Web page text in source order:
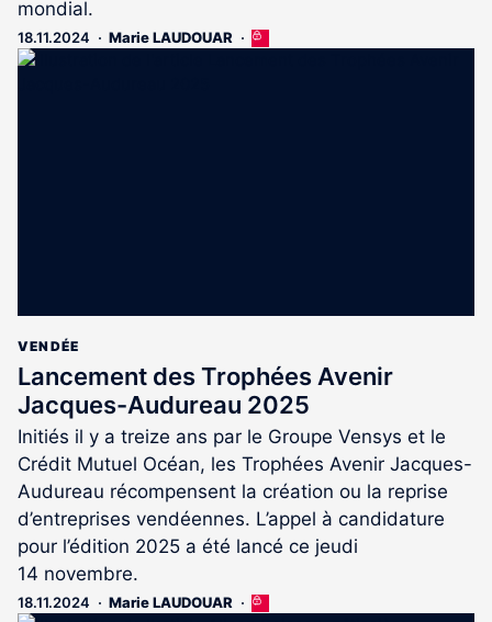
mondial.
18.11.2024 Marie LAUDOUAR
Cet
VENDÉE
Lancement des Trophées Avenir
Jacques-Audureau 2025
Initiés il y a treize ans par le Groupe Vensys et le
Crédit Mutuel Océan, les Trophées Avenir Jacques-
Audureau récompensent la création ou la reprise
d’entreprises vendéennes. L’appel à candidature
pour l’édition 2025 a été lancé ce jeudi
14 novembre.
18.11.2024 Marie LAUDOUAR
Cet